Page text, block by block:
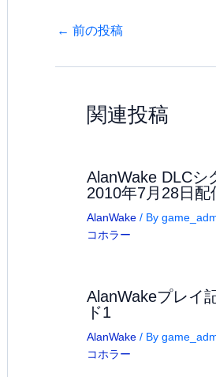
← 前の投稿
関連投稿
AlanWake DLCシ
2010年7月28日配
AlanWake / By
コホラー
AlanWakeプレイ
ド1
AlanWake / By
コホラー